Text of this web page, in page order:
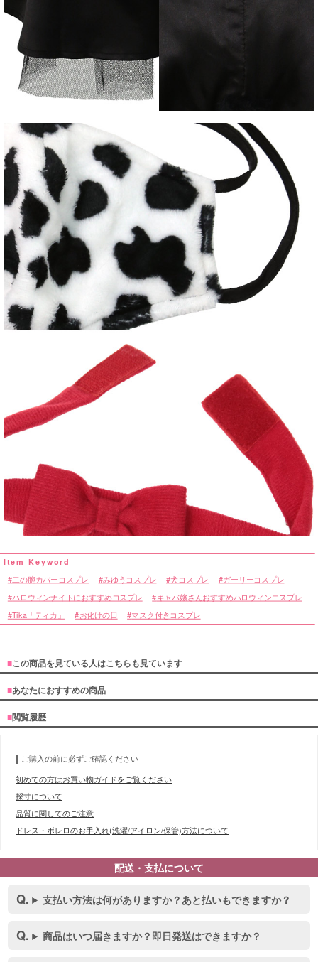
二の腕カバーコスプレ みゆうコスプレ 犬コスプレ ガーリーコスプレ
ハロウィンナイトにおすすめコスプレ キャバ嬢さんおすすめハロウィンコスプレ
Tika「ティカ」 お化けの日 マスク付きコスプレ
■この商品を見ている人はこちらも見ています
■あなたにおすすめの商品
■閲覧履歴
ご購入の前に必ずご確認ください
初めての方はお買い物ガイドをご覧ください
採寸について
品質に関してのご注意
ドレス・ボレロのお手入れ(洗濯/アイロン/保管)方法について
配送・支払について
支払い方法は何がありますか？あと払いもできますか？
商品はいつ届きますか？即日発送はできますか？